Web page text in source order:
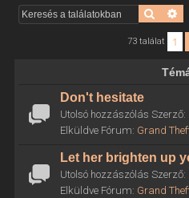
Keresés
73 találat 1
Don't hesitate
Utolsó hozzászólás Szerző:
Elküldve Fórum: Grand
Let her brighten up
Utolsó hozzászólás Szerző:
Elküldve Fórum: Grand